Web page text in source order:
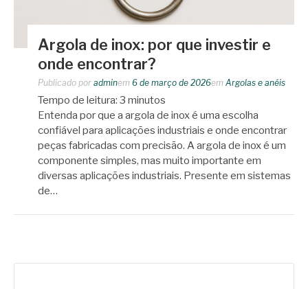
Argola de inox: por que investir e
onde encontrar?
Publicado por adminem 6 de março de 2026em Argolas e anéis
Tempo de leitura: 3 minutos
Entenda por que a argola de inox é uma escolha
confiável para aplicações industriais e onde encontrar
peças fabricadas com precisão. A argola de inox é um
componente simples, mas muito importante em
diversas aplicações industriais. Presente em sistemas
de…